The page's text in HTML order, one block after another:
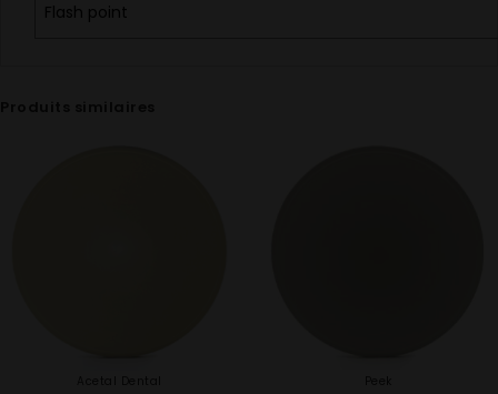
Flash point